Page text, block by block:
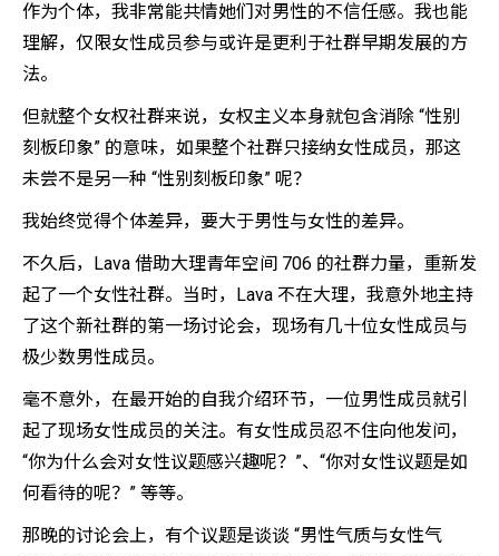
作为个体，我非常能共情她们对男性的不信任感。我也能
理解，仅限女性成员参与或许是更利于社群早期发展的方
法。
但就整个女权社群来说，女权主义本身就包含消除 “性别
刻板印象” 的意味，如果整个社群只接纳女性成员，那这
未尝不是另一种 “性别刻板印象” 呢？
我始终觉得个体差异，要大于男性与女性的差异。
不久后，Lava 借助大理青年空间 706 的社群力量，重新发
起了一个女性社群。当时，Lava 不在大理，我意外地主持
了这个新社群的第一场讨论会，现场有几十位女性成员与
极少数男性成员。
毫不意外，在最开始的自我介绍环节，一位男性成员就引
起了现场女性成员的关注。有女性成员忍不住向他发问，
“你为什么会对女性议题感兴趣呢？”、“你对女性议题是如
何看待的呢？” 等等。
那晚的讨论会上，有个议题是谈谈 “男性气质与女性气